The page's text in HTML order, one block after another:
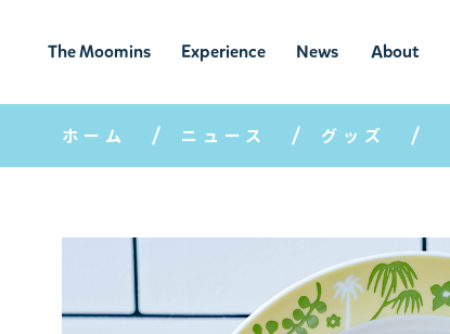
The Moomins
ムーミンの
世界
Experience
ムーミンの世
界を楽しむ
News
ニュ
ース
About
ムーミン
について
ホーム ニュース グッズ